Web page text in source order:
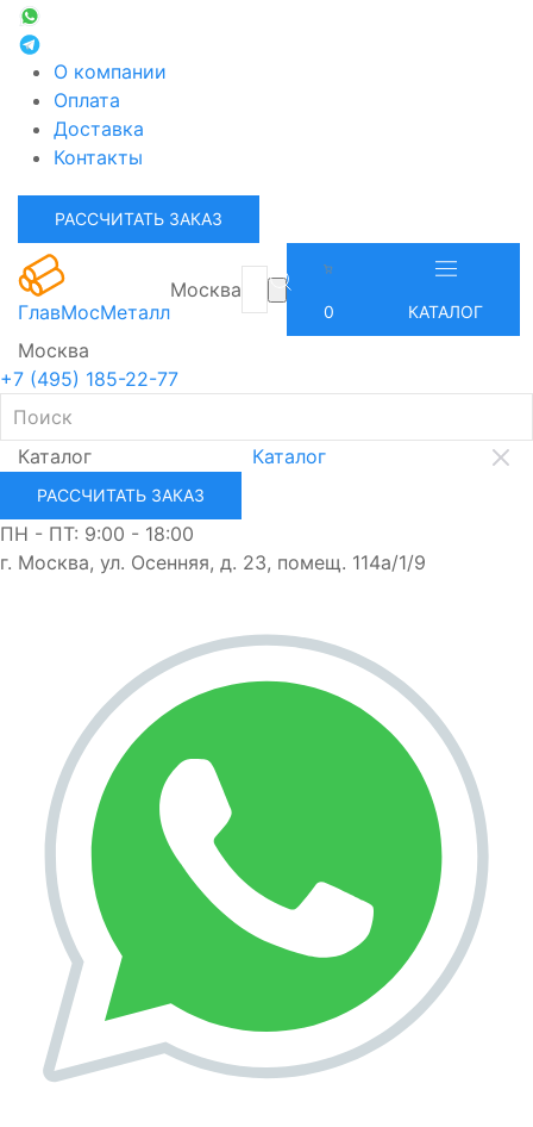
О компании
Оплата
Доставка
Контакты
РАССЧИТАТЬ ЗАКАЗ
ГлавМосМеталл
Москва
0 КАТАЛОГ
Москва
+7 (495) 185-22-77
Каталог Каталог
РАССЧИТАТЬ ЗАКАЗ
ПН - ПТ: 9:00 - 18:00
г. Москва, ул. Осенняя, д. 23, помещ. 114а/1/9